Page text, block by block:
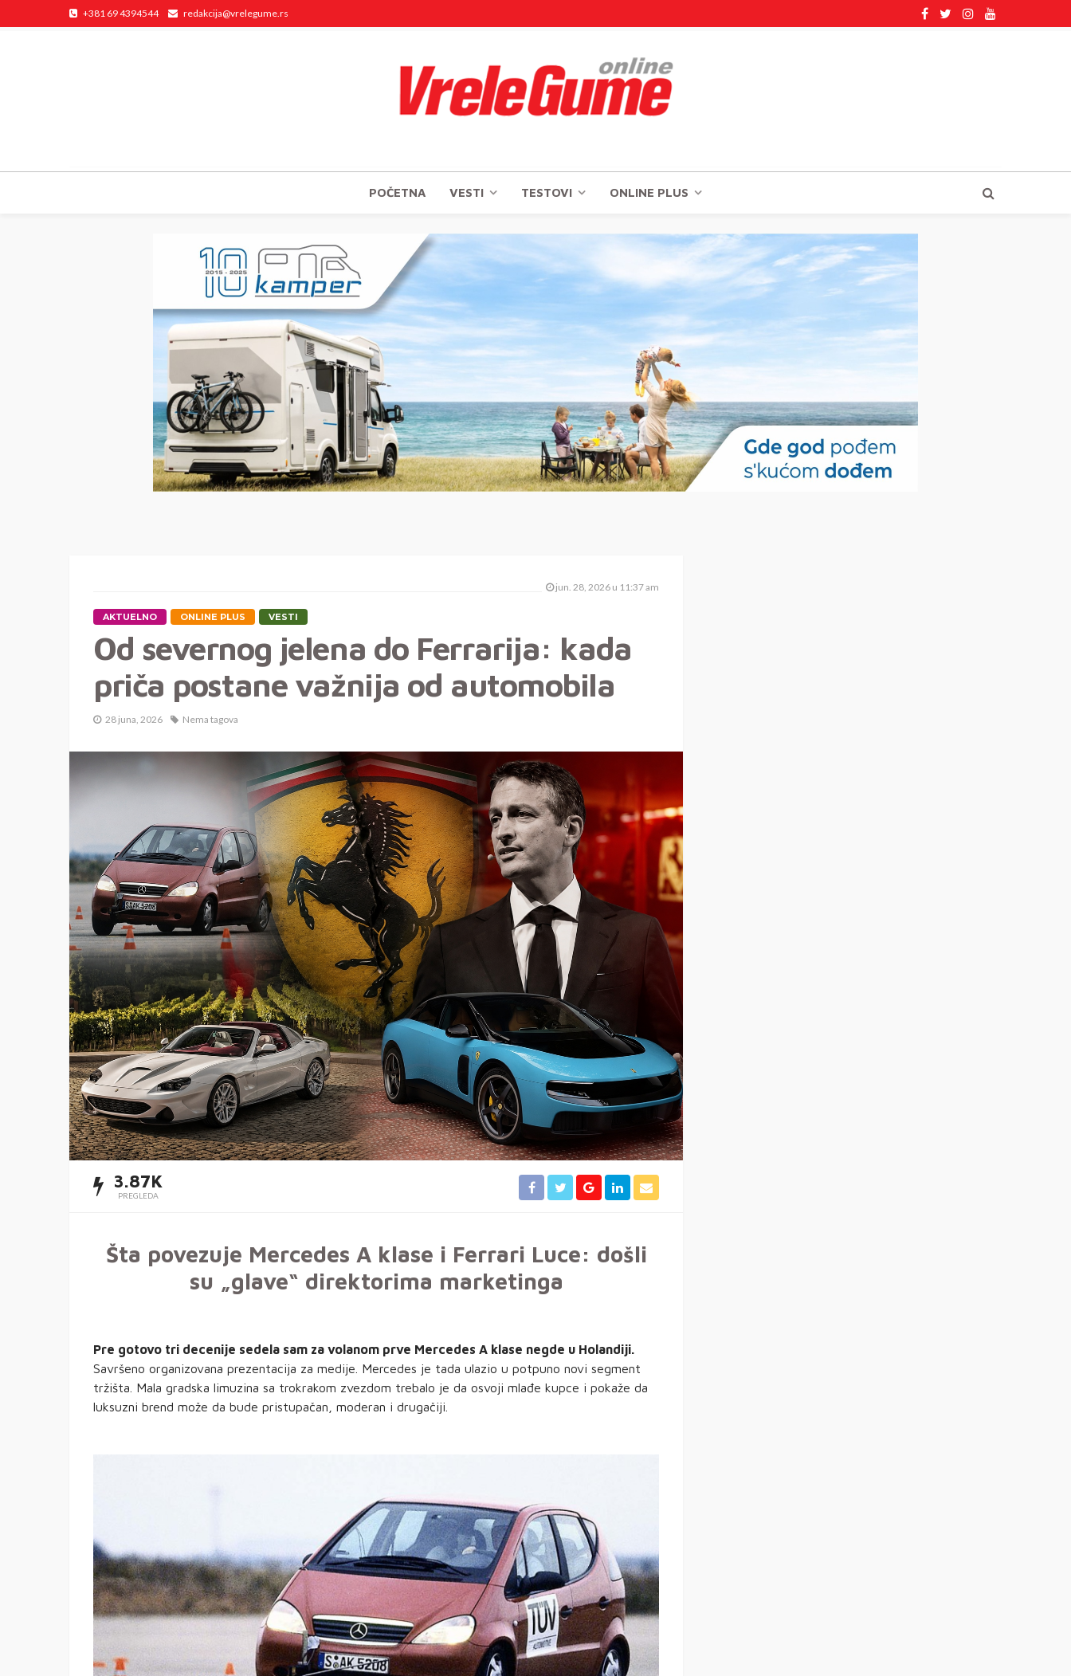
+381 69 4394544 redakcija@vrelegume.rs
POČETNA VESTI TESTOVI ONLINE PLUS
jun. 28, 2026 u 11:37 am
AKTUELNO ONLINE PLUS VESTI
Od severnog jelena do Ferrarija: kada
priča postane važnija od automobila
28 juna, 2026 Nema tagova
3.87K
PREGLEDA
Šta povezuje Mercedes A klase i Ferrari Luce: došli
su „glave“ direktorima marketinga
Pre gotovo tri decenije sedela sam za volanom prve Mercedes A klase negde u Holandiji.
Savršeno organizovana prezentacija za medije. Mercedes je tada ulazio u potpuno novi segment
tržišta. Mala gradska limuzina sa trokrakom zvezdom trebalo je da osvoji mlađe kupce i pokaže da
luksuzni brend može da bude pristupačan, moderan i drugačiji.